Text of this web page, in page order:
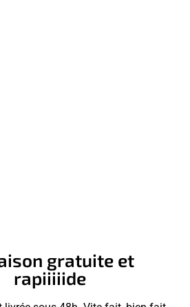
gratuite et
rapiiiiide